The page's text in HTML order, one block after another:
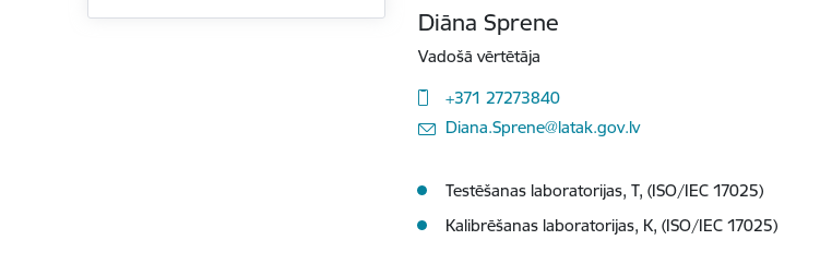
Diāna Sprene
Vadošā vērtētāja
+371 27273840
E-pasts:Diana.Sprene@latak.gov.lv
Testēšanas laboratorijas, T, (ISO/IEC 17025)
Kalibrēšanas laboratorijas, K, (ISO/IEC 17025)